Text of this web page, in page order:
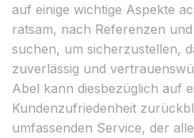
auf einige wichtige Aspekte
ratsam, nach Referenzen
suchen, um sicherzustellen,
zuverlässig und
Abel kann diesbezüglich auf
Kundenzufriedenheit
umfassenden Service, der